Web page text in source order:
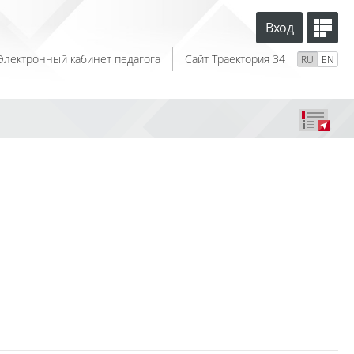
Вход
кабинет педагога Сайт Траектория 34 RU EN